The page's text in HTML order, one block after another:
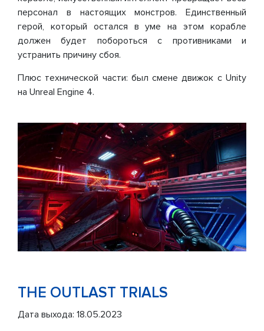
персонал в настоящих монстров. Единственный
герой, который остался в уме на этом корабле
должен будет побороться с противниками и
устранить причину сбоя.
Плюс технической части: был смене движок с Unity
на Unreal Engine 4.
THE OUTLAST TRIALS
Дата выхода: 18.05.2023